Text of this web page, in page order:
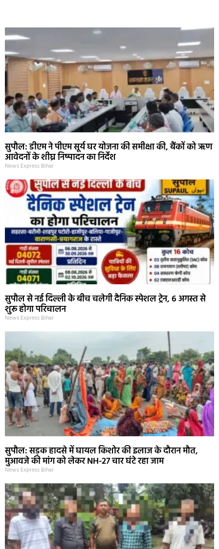
सुपौल: डीएम ने पीएम सूर्य घर योजना की समीक्षा की, बैंकों को ऋण
आवेदनों के शीघ्र निष्पादन का निर्देश
News Express Bihar
सुपौल से नई दिल्ली के बीच चलेगी दैनिक स्पेशल ट्रेन, 6 अगस्त से
शुरू होगा परिचालन
News Express Bihar
सुपौल: सड़क हादसे में घायल किशोर की इलाज के दौरान मौत,
मुआवजे की मांग को लेकर NH-27 चार घंटे रहा जाम
News Express Bihar